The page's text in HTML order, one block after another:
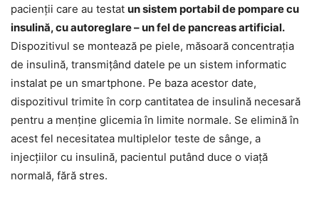
pacienţii care au testat un sistem portabil de pompare cu
insulină, cu autoreglare – un fel de pancreas artificial.
Dispozitivul se montează pe piele, măsoară concentraţia
de insulină, transmiţând datele pe un sistem informatic
instalat pe un smartphone. Pe baza acestor date,
dispozitivul trimite în corp cantitatea de insulină necesară
pentru a menţine glicemia în limite normale. Se elimină în
acest fel necesitatea multiplelor teste de sânge, a
injecţiilor cu insulină, pacientul putând duce o viaţă
normală, fără stres.